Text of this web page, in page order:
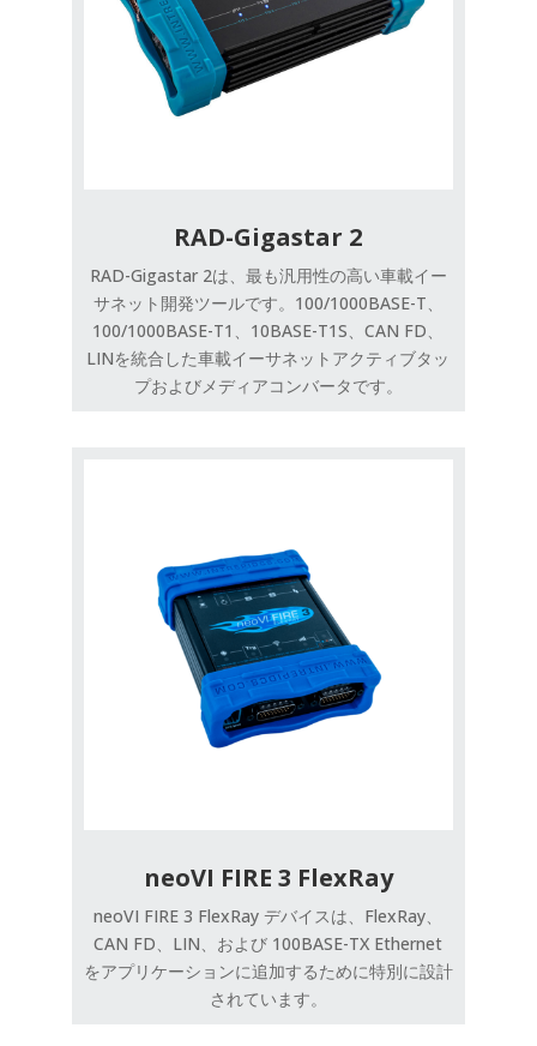
RAD-Gigastar 2
RAD-Gigastar 2は、最も汎用性の高い車載イー
サネット開発ツールです。100/1000BASE-T、
100/1000BASE-T1、10BASE-T1S、CAN FD、
LINを統合した車載イーサネットアクティブタッ
プおよびメディアコンバータです。
neoVI FIRE 3 FlexRay
neoVI FIRE 3 FlexRay デバイスは、FlexRay、
CAN FD、LIN、および 100BASE-TX Ethernet
をアプリケーションに追加するために特別に設計
されています。